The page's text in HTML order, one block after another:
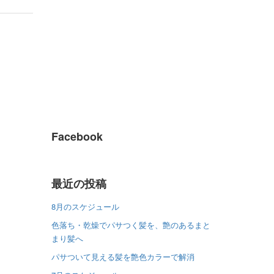
Facebook
最近の投稿
8月のスケジュール
色落ち・乾燥でパサつく髪を、艶のあるまと
まり髪へ
パサついて見える髪を艶色カラーで解消